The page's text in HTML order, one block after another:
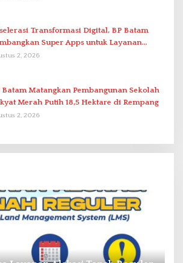
Transformasi Digital, BP Batam
Super Apps untuk Layanan
2, 2026
Batam Matangkan Pembangunan Sekolah
Merah Putih 18,5 Hektare di Rempang
2, 2026